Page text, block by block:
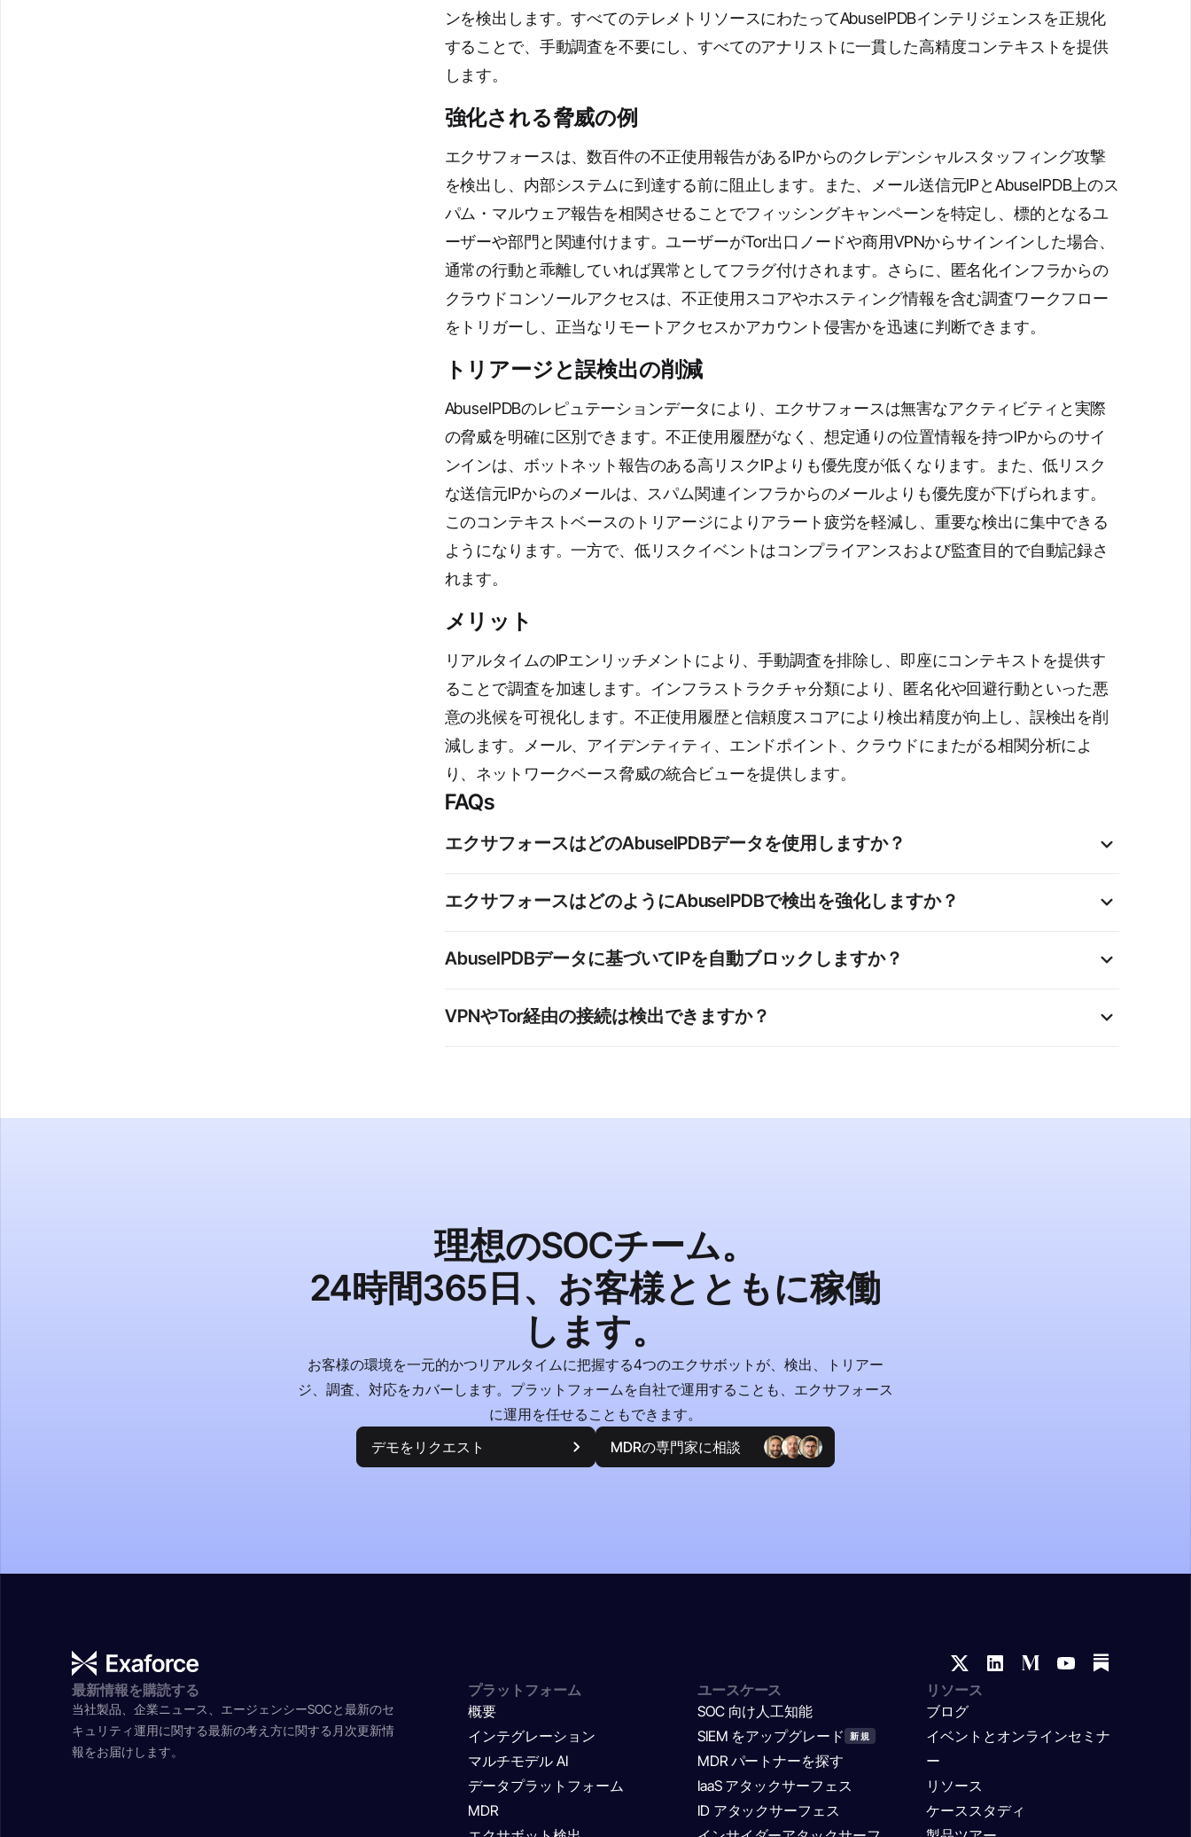
ンを検出します。すべてのテレメトリソースにわたってAbuseIPDBインテリジェンスを正規化
することで、手動調査を不要にし、すべてのアナリストに一貫した高精度コンテキストを提供
します。
強化される脅威の例
エクサフォースは、数百件の不正使用報告があるIPからのクレデンシャルスタッフィング攻撃
を検出し、内部システムに到達する前に阻止します。また、メール送信元IPとAbuseIPDB上のス
パム・マルウェア報告を相関させることでフィッシングキャンペーンを特定し、標的となるユ
ーザーや部門と関連付けます。ユーザーがTor出口ノードや商用VPNからサインインした場合、
通常の行動と乖離していれば異常としてフラグ付けされます。さらに、匿名化インフラからの
クラウドコンソールアクセスは、不正使用スコアやホスティング情報を含む調査ワークフロー
をトリガーし、正当なリモートアクセスかアカウント侵害かを迅速に判断できます。
トリアージと誤検出の削減
AbuseIPDBのレピュテーションデータにより、エクサフォースは無害なアクティビティと実際
の脅威を明確に区別できます。不正使用履歴がなく、想定通りの位置情報を持つIPからのサイ
ンインは、ボットネット報告のある高リスクIPよりも優先度が低くなります。また、低リスク
な送信元IPからのメールは、スパム関連インフラからのメールよりも優先度が下げられます。
このコンテキストベースのトリアージによりアラート疲労を軽減し、重要な検出に集中できる
ようになります。一方で、低リスクイベントはコンプライアンスおよび監査目的で自動記録さ
れます。
メリット
リアルタイムのIPエンリッチメントにより、手動調査を排除し、即座にコンテキストを提供す
ることで調査を加速します。インフラストラクチャ分類により、匿名化や回避行動といった悪
意の兆候を可視化します。不正使用履歴と信頼度スコアにより検出精度が向上し、誤検出を削
減します。メール、アイデンティティ、エンドポイント、クラウドにまたがる相関分析によ
り、ネットワークベース脅威の統合ビューを提供します。
FAQs
エクサフォースはどのAbuseIPDBデータを使用しますか？
およびVPN・Tor・匿名化サービスなどのインフラストラクチャ分類を取得します。
エクサフォースはどのようにAbuseIPDBで検出を強化しますか？
得し、それを検出タイムラインおよび調査ワークフローに統合します。アナリストはプラットフォームを
AbuseIPDBデータに基づいてIPを自動ブロックしますか？
ュリティポリシーに従います。リスク許容度やコンプライアンス要件に応じて、ブロックやフラグ付けな
VPNやTor経由の接続は検出できますか？
理想のSOCチーム。
24時間365日、お客様とともに稼働
します。
お客様の環境を一元的かつリアルタイムに把握する4つのエクサボットが、検出、トリアー
ジ、調査、対応をカバーします。プラットフォームを自社で運用することも、エクサフォース
に運用を任せることもできます。
デモをリクエスト
MDRの専門家に相談
最新情報を購読する
当社製品、企業ニュース、エージェンシーSOCと最新のセ
キュリティ運用に関する最新の考え方に関する月次更新情
報をお届けします。
プラットフォーム
概要
インテグレーション
マルチモデル AI
データプラットフォーム
MDR
ユースケース
SOC 向け人工知能
SIEM をアップグレード 新規
MDR パートナーを探す
IaaS アタックサーフェス
ID アタックサーフェス
リソース
ブログ
イベントとオンラインセミナ
ー
リソース
ケーススタディ